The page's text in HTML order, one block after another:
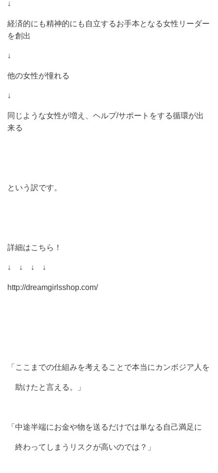
↓
経済的にも精神的にも自立するお手本となる女性リーダー
を創出
↓
他の女性が憧れる
↓
同じような女性が増え、ヘルプ/サポートをする循環が出
来る
という訳です。
詳細はこちら！
↓ ↓ ↓ ↓
http://dreamgirlsshop.com/
「ここまでの仕組みを考えることで本当にカンボジア人を
助けたと言える。」
「中途半端にお金や物を送るだけでは単なる自己満足に
終わってしまうリスクが高いのでは？」